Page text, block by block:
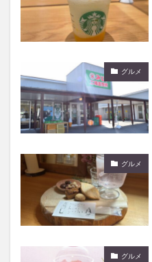
グルメ
グルメ
グルメ